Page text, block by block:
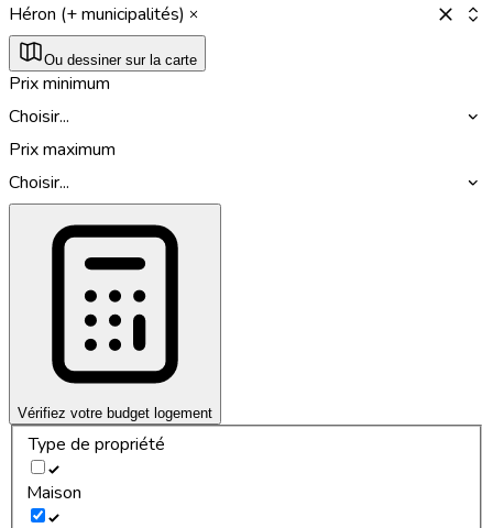
Héron (+ municipalités)
Ou dessiner sur la carte
Prix minimum
Choisir...
Prix maximum
Choisir...
Vérifiez votre budget logement
Type de propriété
Maison